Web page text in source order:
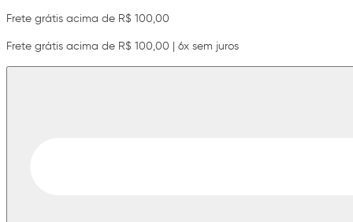
Frete grátis acima de R$ 100,00
Frete grátis acima de R$ 100,00 | 6x sem juros